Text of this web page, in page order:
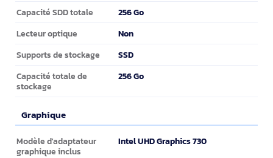
Capacité SDD totale 256 Go
Lecteur optique Non
Supports de stockage SSD
Capacité totale de
stockage
256 Go
Graphique
Graphique
Modèle d'adaptateur
graphique inclus
Intel UHD Graphics 730